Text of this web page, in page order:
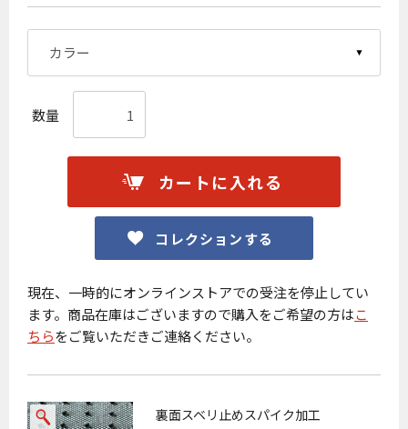
数量
カートに入れる
コレクションする
現在、一時的にオンラインストアでの受注を停止してい
ます。商品在庫はございますので購入をご希望の方はこ
ちらをご覧いただきご連絡ください。
お買い物を続ける カートへ進む
裏面スベリ止めスパイク加工